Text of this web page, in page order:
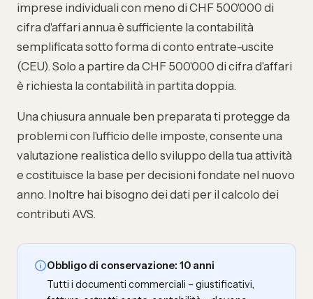
imprese individuali con meno di CHF 500'000 di
cifra d'affari annua è sufficiente la contabilità
semplificata sotto forma di conto entrate-uscite
(CEU). Solo a partire da CHF 500'000 di cifra d'affari
è richiesta la contabilità in partita doppia.
Una chiusura annuale ben preparata ti protegge da
problemi con l'ufficio delle imposte, consente una
valutazione realistica dello sviluppo della tua attività
e costituisce la base per decisioni fondate nel nuovo
anno. Inoltre hai bisogno dei dati per il calcolo dei
contributi AVS.
Obbligo di conservazione: 10 anni
Tutti i documenti commerciali – giustificativi,